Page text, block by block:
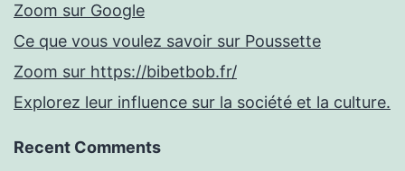
Zoom sur Google
Ce que vous voulez savoir sur Poussette
Zoom sur https://bibetbob.fr/
Explorez leur influence sur la société et la culture.
Recent Comments